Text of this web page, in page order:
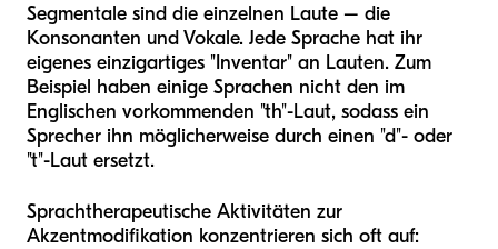
Segmentale sind die einzelnen Laute – die
Konsonanten und Vokale. Jede Sprache hat ihr
eigenes einzigartiges "Inventar" an Lauten. Zum
Beispiel haben einige Sprachen nicht den im
Englischen vorkommenden "th"-Laut, sodass ein
Sprecher ihn möglicherweise durch einen "d"- oder
"t"-Laut ersetzt.
Sprachtherapeutische Aktivitäten zur
Akzentmodifikation konzentrieren sich oft auf: